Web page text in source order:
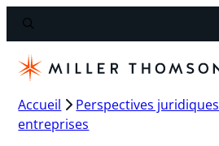
Accueil Perspectives juridiques
entreprises